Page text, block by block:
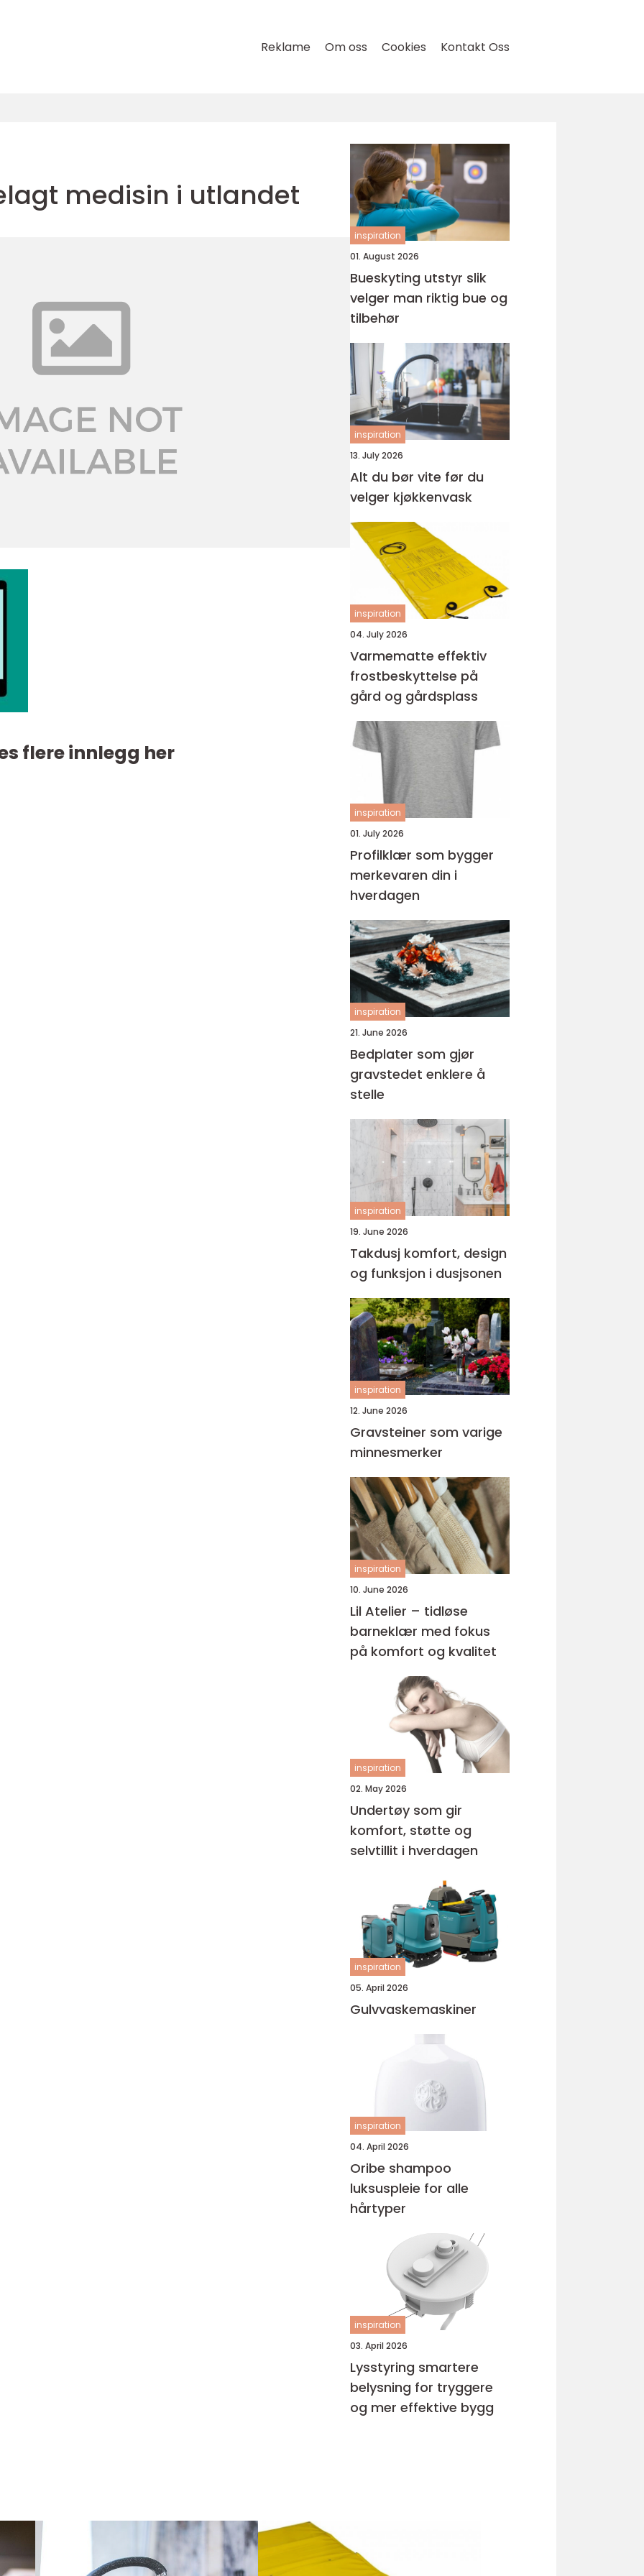
Reklame Om oss Cookies Kontakt Oss
medisin i utlandet
flere innlegg her
inspiration
01. August 2026
Bueskyting utstyr slik
velger man riktig bue og
tilbehør
inspiration
13. July 2026
Alt du bør vite før du
velger kjøkkenvask
inspiration
04. July 2026
Varmematte effektiv
frostbeskyttelse på
gård og gårdsplass
inspiration
01. July 2026
Profilklær som bygger
merkevaren din i
hverdagen
inspiration
21. June 2026
Bedplater som gjør
gravstedet enklere å
stelle
inspiration
19. June 2026
Takdusj komfort, design
og funksjon i dusjsonen
inspiration
12. June 2026
Gravsteiner som varige
minnesmerker
inspiration
10. June 2026
Lil Atelier – tidløse
barneklær med fokus
på komfort og kvalitet
inspiration
02. May 2026
Undertøy som gir
komfort, støtte og
selvtillit i hverdagen
inspiration
05. April 2026
Gulvvaskemaskiner
inspiration
04. April 2026
Oribe shampoo
luksuspleie for alle
hårtyper
inspiration
03. April 2026
Lysstyring smartere
belysning for tryggere
og mer effektive bygg